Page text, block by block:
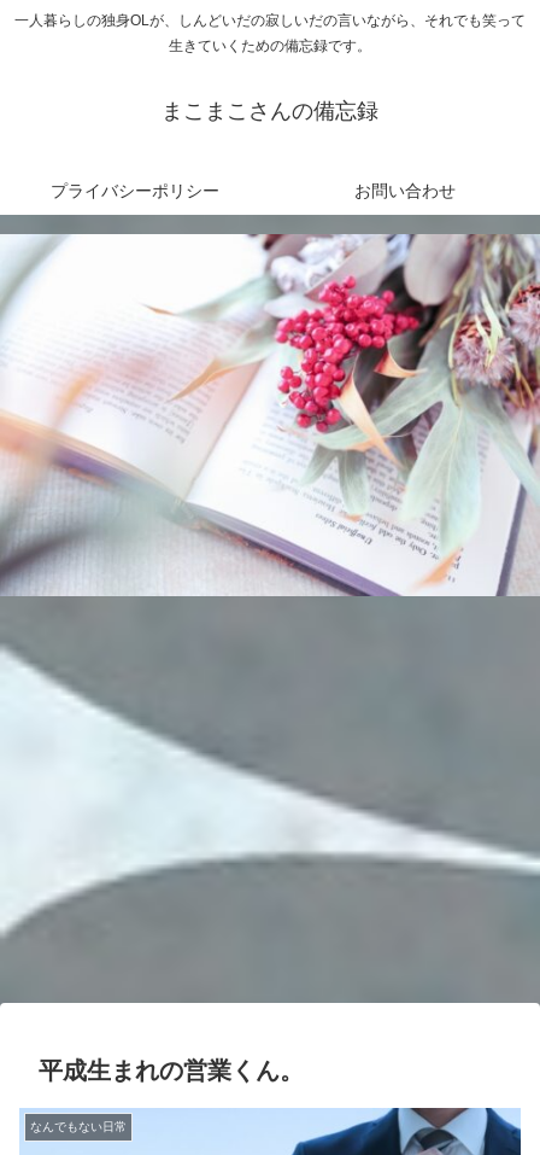
一人暮らしの独身OLが、しんどいだの寂しいだの言いながら、それでも笑って
生きていくための備忘録です。
まこまこさんの備忘録
プライバシーポリシー お問い合わせ
平成生まれの営業くん。
なんでもない日常